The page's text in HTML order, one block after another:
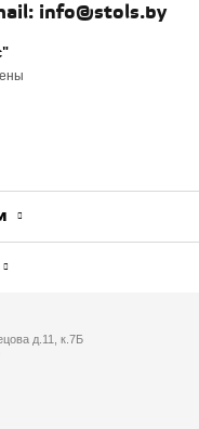
info@stols.by
д.11, к.7Б